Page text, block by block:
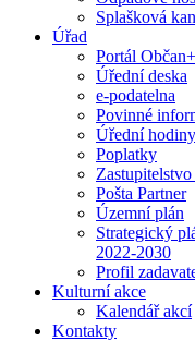
Splašková
Úřad
Portál Občan+
Úřední deska
e-podatelna
Povinné
Úřední hodiny
Poplatky
Zastupitelstvo
Pošta Partner
Územní plán
Strategický
2022-2030
Profil
Kulturní akce
Kalendář akcí
Kontakty